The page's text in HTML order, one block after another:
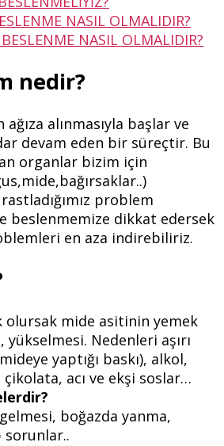
NASIL OLMALIDIR?
NASIL OLMALIDIR?
nedir?
alınmasıyla başlar ve
devam eden bir süreçtir. Bu
organlar bizim için
problem
beslenmemize dikkat edersek
en aza indirebiliriz.
olursak mide asitinin yemek
yükselmesi. Nedenleri aşırı
yaptığı baskı), alkol,
çikolata, acı ve ekşi soslar…
gelmesi, boğazda yanma,